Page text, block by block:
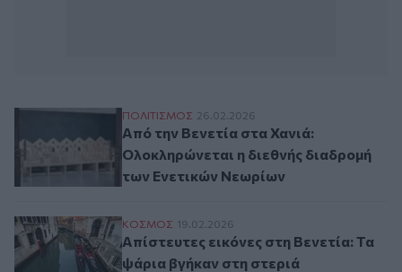
Από την Βενετία στα Χανιά:
ΠΟΛΙΤΙΣΜΟΣ 26.02.2026
Από την Βενετία στα Χανιά:
Ολοκληρώνεται η διεθνής διαδρομή
των Ενετικών Νεωρίων
Απίστευτες εικόνες στη Βενετία: Τα
ΚΟΣΜΟΣ 19.02.2026
Απίστευτες εικόνες στη Βενετία: Τα
ψάρια βγήκαν στη στεριά